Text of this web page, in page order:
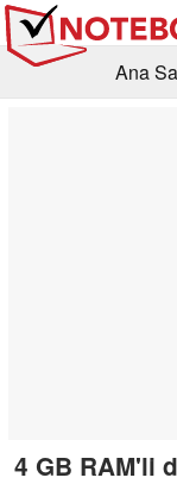
Ana
4 GB RAM'li